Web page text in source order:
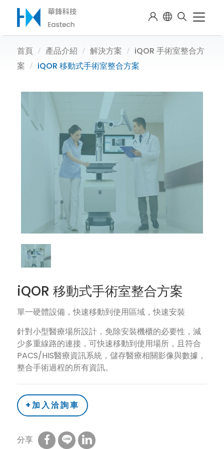
首頁 產品介紹 解決方案
iQOR 手術室整合方
案
iQOR 移動式手術室整合方案
iQOR 移動式手術室整合方案
單一硬體設備，快速移動到使用區域，快速安裝
針對小型醫療場所設計，免除安裝機櫃的必要性，減
少多重線路的連接，可快速移動到使用場所，且符合
PACS/HIS醫療資訊系統，儲存醫療相關影像與數據，
整合手術過程的所有資訊。
+加入洽詢車
分享